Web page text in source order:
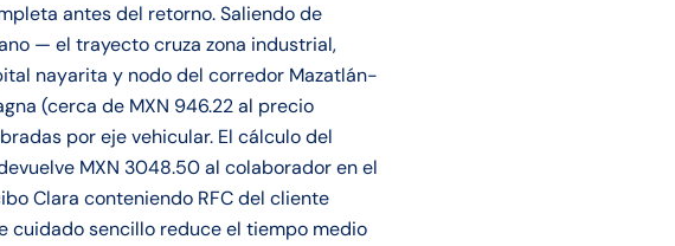
antes del retorno. Saliendo de
— el trayecto cruza zona industrial,
nayarita y nodo del corredor Mazatlán-
(cerca de MXN 946.22 al precio
por eje vehicular. El cálculo del
MXN 3048.50 al colaborador en el
Clara conteniendo RFC del cliente
cuidado sencillo reduce el tiempo medio